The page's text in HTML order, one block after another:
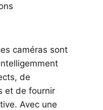
caméras sont
de
et de fournir
Avec une